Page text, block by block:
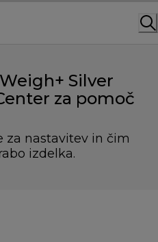
Silver
za pomoč
za nastavitev in čim
izdelka.